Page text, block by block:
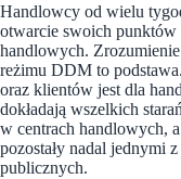
Handlowcy od wielu
otwarcie swoich
handlowych. Zrozumienie
reżimu DDM to
oraz klientów jest dla
dokładają wszelkich
w centrach handlowych,
pozostały nadal jednymi
publicznych.